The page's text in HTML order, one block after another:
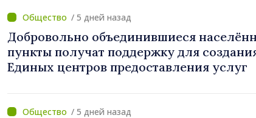
/ 5 дней назад
Добровольно объединившиеся
пункты получат поддержку для
Единых центров предоставления услуг
/ 5 дней назад